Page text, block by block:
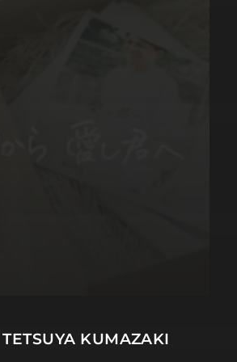
TETSUYA KUMAZAKI